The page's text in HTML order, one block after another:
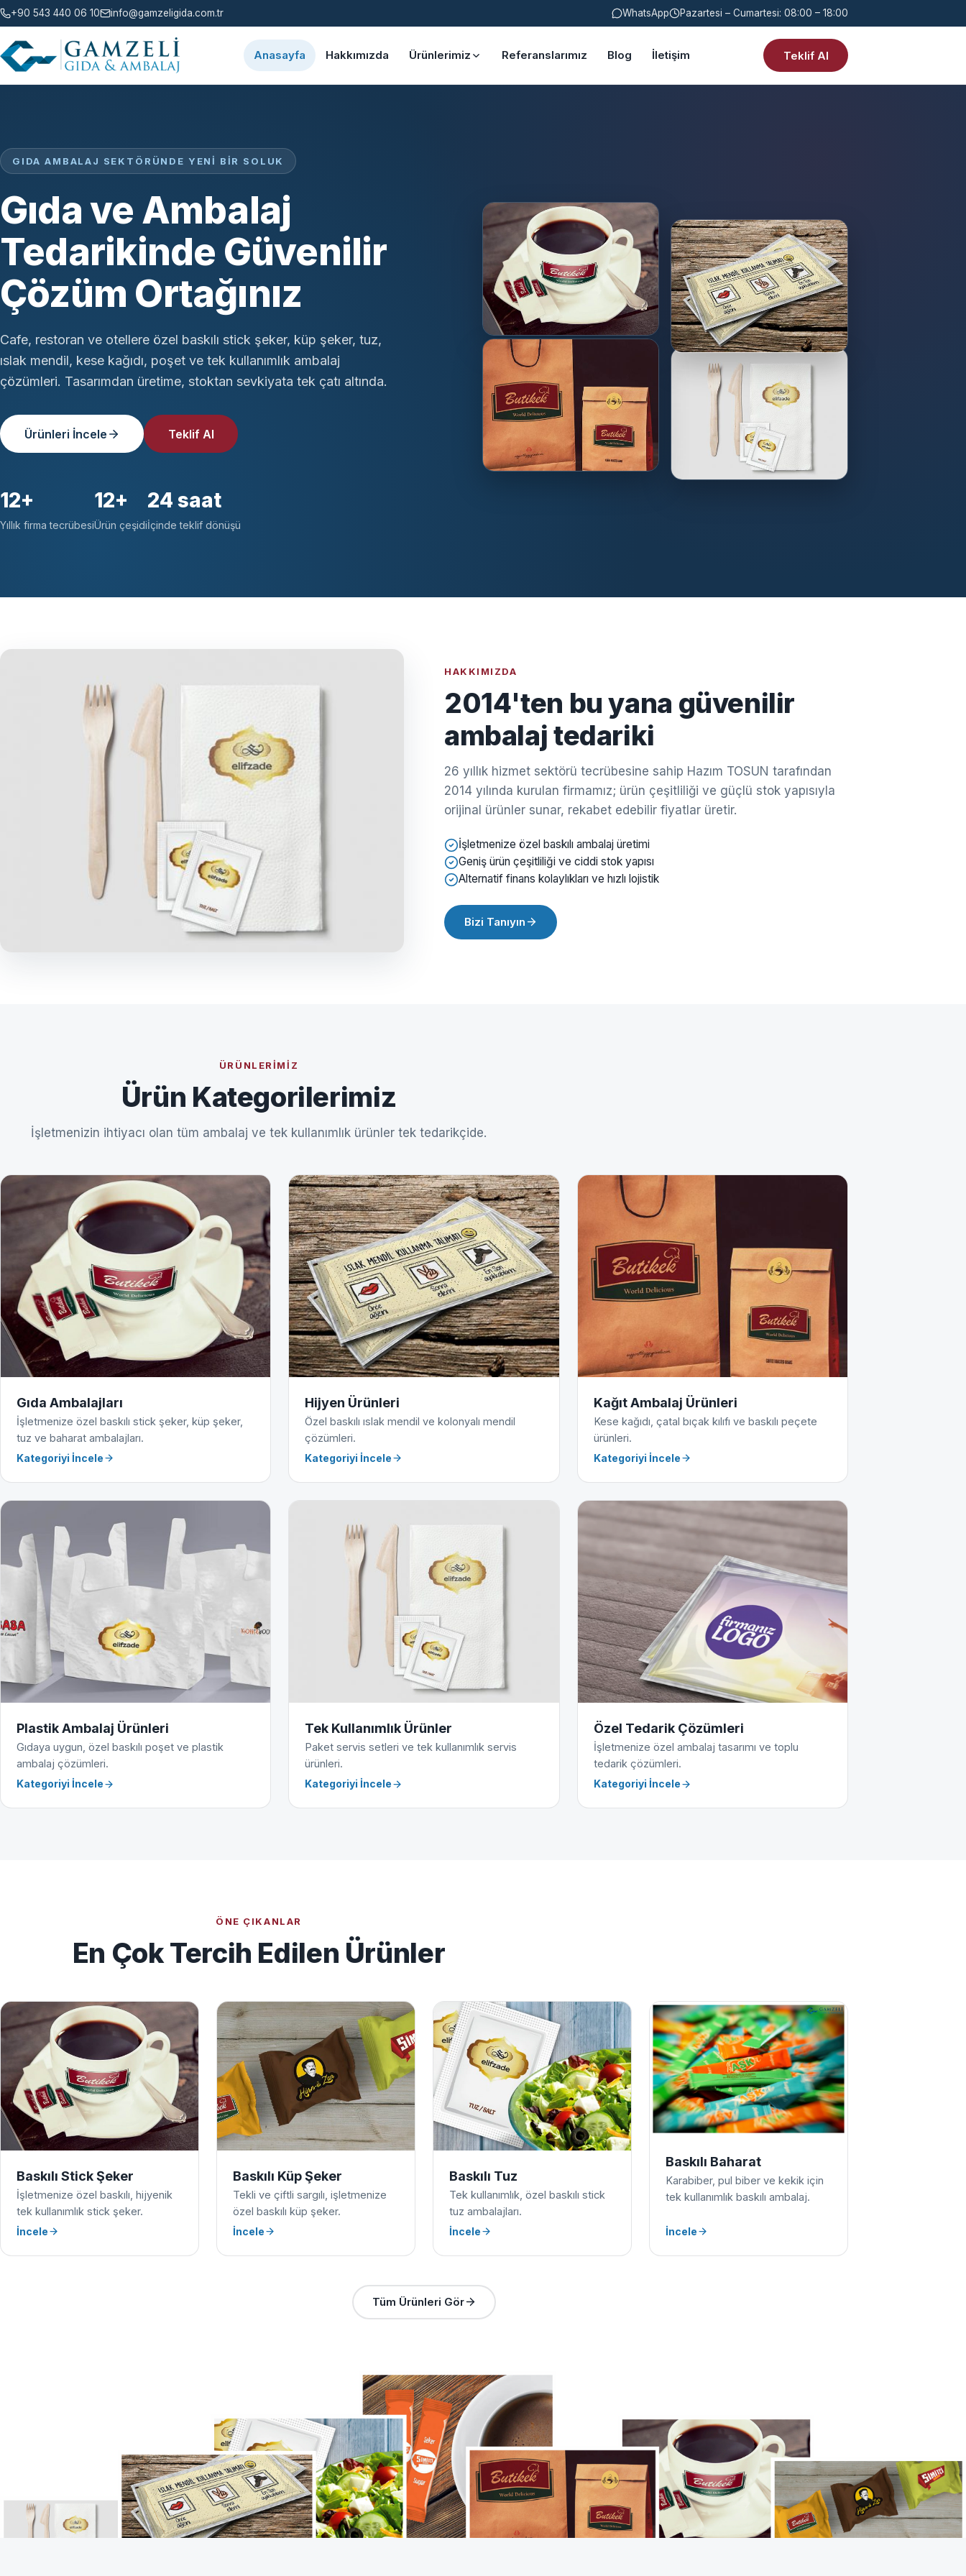
+90 543 440 06 10 info@gamzeligida.com.tr WhatsApp Pazartesi – Cumartesi: 08:00 – 18:00
Anasayfa Hakkımızda Ürünlerimiz Referanslarımız Blog İletişim Teklif Al
GIDA AMBALAJ SEKTÖRÜNDE YENI BIR SOLUK
Gıda ve Ambalaj
Tedarikinde Güvenilir
Çözüm Ortağınız
Cafe, restoran ve otellere özel baskılı stick şeker, küp şeker, tuz,
ıslak mendil, kese kağıdı, poşet ve tek kullanımlık ambalaj
çözümleri. Tasarımdan üretime, stoktan sevkiyata tek çatı altında.
Ürünleri İncele Teklif Al
12+
Yıllık firma tecrübesi
12+
Ürün çeşidi
24 saat
İçinde teklif dönüşü
HAKKIMIZDA
2014'ten bu yana güvenilir
ambalaj tedariki
26 yıllık hizmet sektörü tecrübesine sahip Hazım TOSUN tarafından
2014 yılında kurulan firmamız; ürün çeşitliliği ve güçlü stok yapısıyla
orijinal ürünler sunar, rekabet edebilir fiyatlar üretir.
İşletmenize özel baskılı ambalaj üretimi
Geniş ürün çeşitliliği ve ciddi stok yapısı
Alternatif finans kolaylıkları ve hızlı lojistik
Bizi Tanıyın
ÜRÜNLERIMIZ
Ürün Kategorilerimiz
İşletmenizin ihtiyacı olan tüm ambalaj ve tek kullanımlık ürünler tek tedarikçide.
Gıda Ambalajları
İşletmenize özel baskılı stick şeker, küp şeker,
tuz ve baharat ambalajları.
Kategoriyi İncele
Hijyen Ürünleri
Özel baskılı ıslak mendil ve kolonyalı mendil
çözümleri.
Kategoriyi İncele
Kağıt Ambalaj Ürünleri
Kese kağıdı, çatal bıçak kılıfı ve baskılı peçete
ürünleri.
Kategoriyi İncele
Plastik Ambalaj Ürünleri
Gıdaya uygun, özel baskılı poşet ve plastik
ambalaj çözümleri.
Kategoriyi İncele
Tek Kullanımlık Ürünler
Paket servis setleri ve tek kullanımlık servis
ürünleri.
Kategoriyi İncele
Özel Tedarik Çözümleri
İşletmenize özel ambalaj tasarımı ve toplu
tedarik çözümleri.
Kategoriyi İncele
ÖNE ÇIKANLAR
En Çok Tercih Edilen Ürünler
Baskılı Stick Şeker
İşletmenize özel baskılı, hijyenik
tek kullanımlık stick şeker.
İncele
Baskılı Küp Şeker
Tekli ve çiftli sargılı, işletmenize
özel baskılı küp şeker.
İncele
Baskılı Tuz
Tek kullanımlık, özel baskılı stick
tuz ambalajları.
İncele
Baskılı Baharat
Karabiber, pul biber ve kekik için
tek kullanımlık baskılı ambalaj.
İncele
Tüm Ürünleri Gör